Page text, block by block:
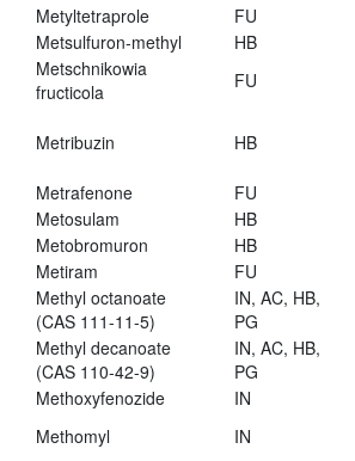
Metyltetraprole
FU
Metsulfuron-methyl
HB
Metschnikowia
fructicola
FU
Metribuzin HB
Metrafenone
FU
Metosulam
HB
Metobromuron
HB
Metiram
FU
Methyl octanoate
(CAS 111-11-5)
IN, AC, HB,
PG
Methyl decanoate
(CAS 110-42-9)
IN, AC, HB,
PG
Methoxyfenozide
IN
Methomyl
IN